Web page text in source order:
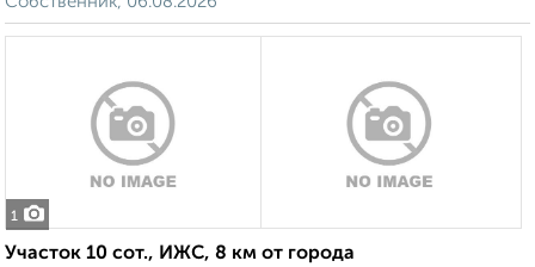
1
Участок 10 сот., ИЖС, 8 км от города